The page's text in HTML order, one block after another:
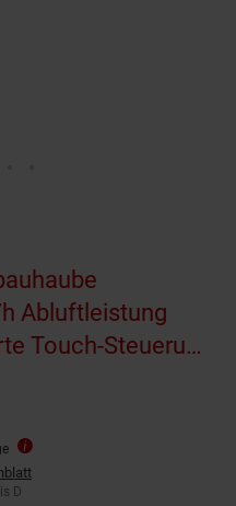
Abluftleistung
Touch-Steuerung
bis D
D